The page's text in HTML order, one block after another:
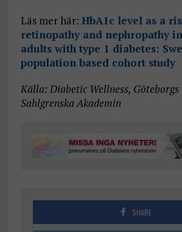
Läs mer här: HbA1c level as a
retinopathy and nephropathy
adults with type 1 diabetes:
population based cohort study
Källa: Diabetic Wellness,
Sahlgrenska Akademin
SHARE